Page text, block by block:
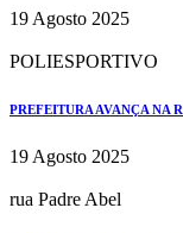
19 Agosto 2025
POLIESPORTIVO
PREFEITURA AVANÇA NA
19 Agosto 2025
rua Padre Abel